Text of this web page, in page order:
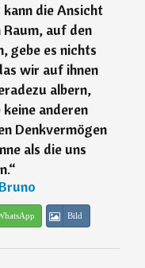
die Ansicht
Raum, auf den
gebe es nichts
wir auf ihnen
albern,
keine anderen
Denkvermögen
als die uns
“
Bild